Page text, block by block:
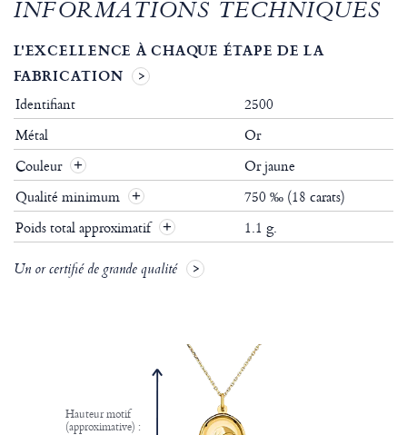
INFORMATIONS TECHNIQUES
L'EXCELLENCE À CHAQUE ÉTAPE DE LA
FABRICATION
Identifiant
2500
Métal
Or
Couleur
Or jaune
Qualité minimum
750 ‰ (18 carats)
Poids total approximatif
1.1 g.
Un or certifié de grande qualité
Hauteur motif
(approximative) :